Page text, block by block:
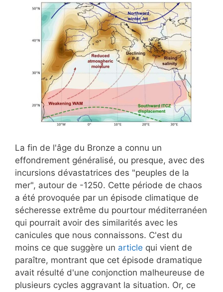
La fin de l'âge du Bronze a connu un
effondrement généralisé, ou presque, avec des
incursions dévastatrices des "peuples de la
mer", autour de -1250. Cette période de chaos
a été provoquée par un épisode climatique de
sécheresse extrême du pourtour méditerranéen
qui pourrait avoir des similarités avec les
canicules que nous connaissons. C'est du
moins ce que suggère un article qui vient de
paraître, montrant que cet épisode dramatique
avait résulté d'une conjonction malheureuse de
plusieurs cycles aggravant la situation. Or, ce